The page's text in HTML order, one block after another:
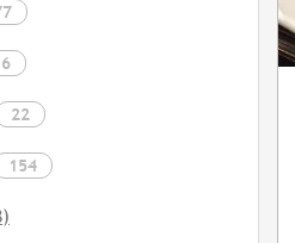
6
22
154